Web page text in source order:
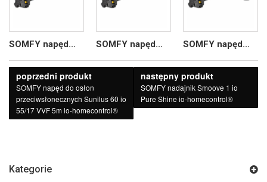
SOMFY napęd... SOMFY napęd... SOMFY napęd...
poprzedni produkt
SOMFY napęd do osłon
przeciwsłonecznych Sunilus 60 io
55/17 VVF 5m io-homecontrol®
następny produkt
SOMFY nadajnik Smoove 1 io
Pure Shine io-homecontrol®
Kategorie